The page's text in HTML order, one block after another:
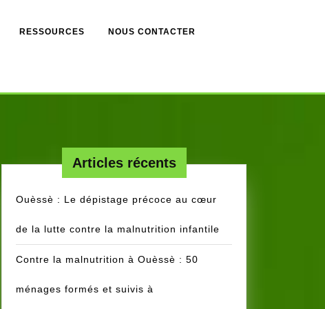
RESSOURCES NOUS CONTACTER
Articles récents
Ouèssè : Le dépistage précoce au cœur
de la lutte contre la malnutrition infantile
Contre la malnutrition à Ouèssè : 50
ménages formés et suivis à